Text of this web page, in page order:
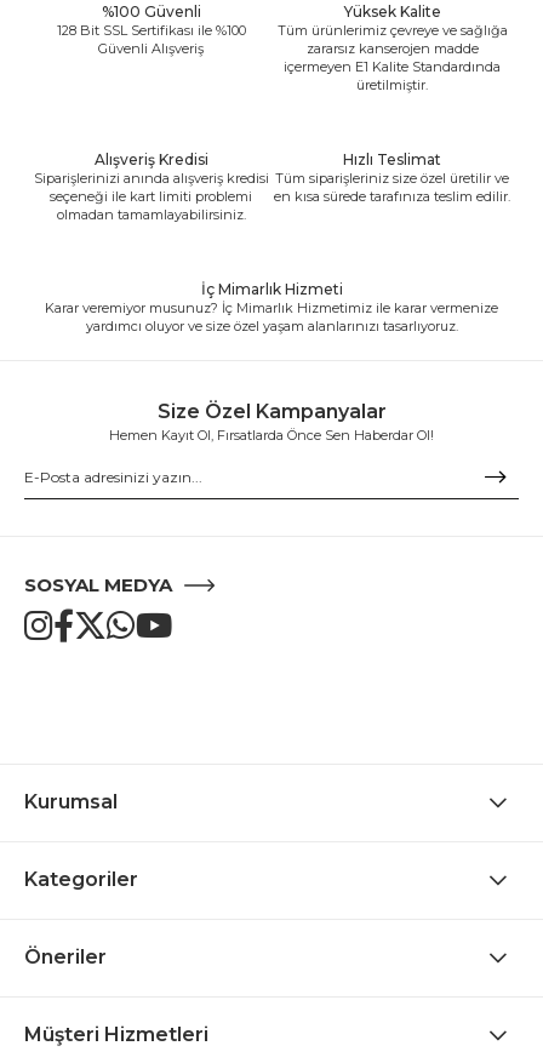
%100 Güvenli
128 Bit SSL Sertifikası ile %100
Güvenli Alışveriş
Yüksek Kalite
Tüm ürünlerimiz çevreye ve sağlığa
zararsız kanserojen madde
içermeyen E1 Kalite Standardında
üretilmiştir.
Alışveriş Kredisi
Siparişlerinizi anında alışveriş kredisi
seçeneği ile kart limiti problemi
olmadan tamamlayabilirsiniz.
Hızlı Teslimat
Tüm siparişleriniz size özel üretilir ve
en kısa sürede tarafınıza teslim edilir.
İç Mimarlık Hizmeti
Karar veremiyor musunuz? İç Mimarlık Hizmetimiz ile karar vermenize
yardımcı oluyor ve size özel yaşam alanlarınızı tasarlıyoruz.
Size Özel Kampanyalar
Hemen Kayıt Ol, Fırsatlarda Önce Sen Haberdar Ol!
SOSYAL MEDYA
Kurumsal
Kategoriler
Öneriler
Müşteri Hizmetleri